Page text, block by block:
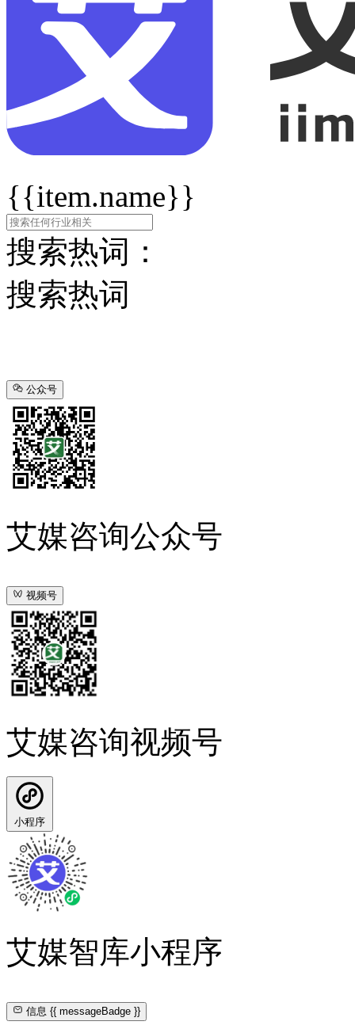
{{item.name}}
搜索热词：
搜索热词
公众号
艾媒咨询公众号
视频号
艾媒咨询视频号
小程序
艾媒智库小程序
信息{{ messageBadge }}